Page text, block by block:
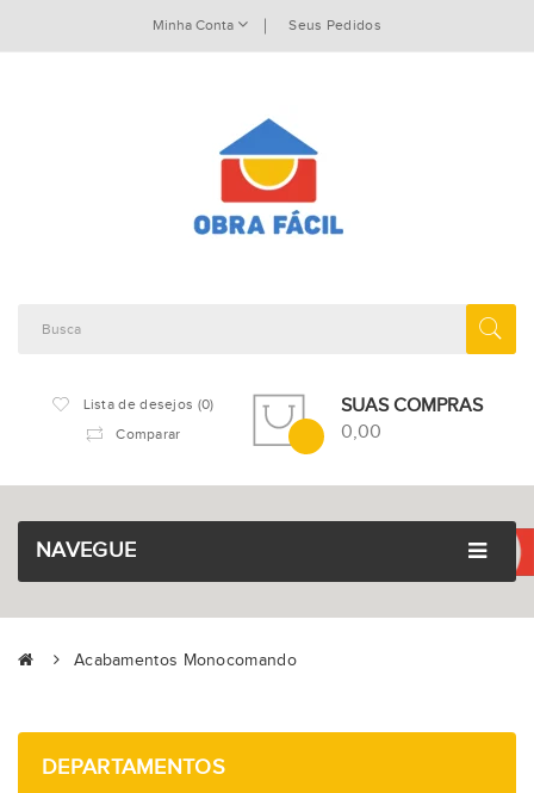
Minha Conta Seus Pedidos
Lista de desejos (0)
Comparar
SUAS COMPRAS
0,00
NAVEGUE
Acabamentos Monocomando
DEPARTAMENTOS